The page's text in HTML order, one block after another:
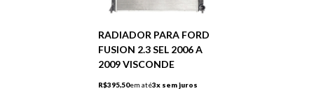
RADIADOR PARA FORD
FUSION 2.3 SEL 2006 A
2009 VISCONDE
R$395,50em até3x sem juros